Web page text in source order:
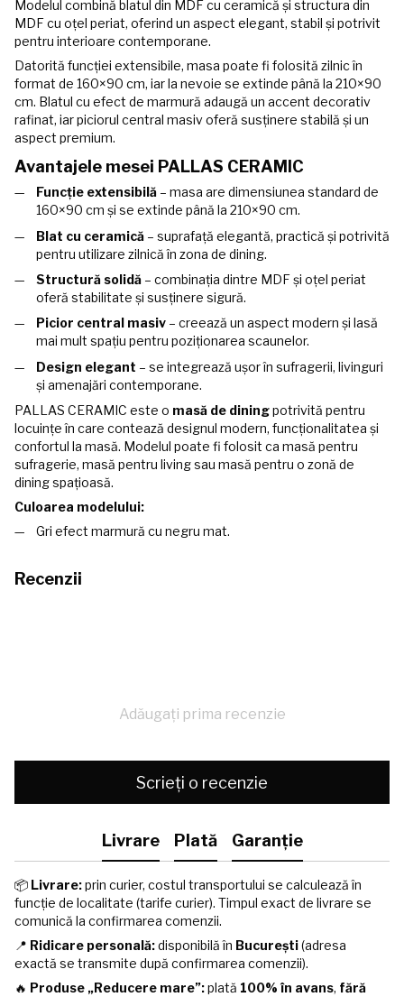
Modelul combină blatul din MDF cu ceramică și structura din
MDF cu oțel periat, oferind un aspect elegant, stabil și potrivit
pentru interioare contemporane.
Datorită funcției extensibile, masa poate fi folosită zilnic în
format de 160×90 cm, iar la nevoie se extinde până la 210×90
cm. Blatul cu efect de marmură adaugă un accent decorativ
rafinat, iar piciorul central masiv oferă susținere stabilă și un
aspect premium.
Avantajele mesei PALLAS CERAMIC
Funcție extensibilă – masa are dimensiunea standard de
160×90 cm și se extinde până la 210×90 cm.
Blat cu ceramică – suprafață elegantă, practică și potrivită
pentru utilizare zilnică în zona de dining.
Structură solidă – combinația dintre MDF și oțel periat
oferă stabilitate și susținere sigură.
Picior central masiv – creează un aspect modern și lasă
mai mult spațiu pentru poziționarea scaunelor.
Design elegant – se integrează ușor în sufragerii, livinguri
și amenajări contemporane.
PALLAS CERAMIC este o masă de diningpotrivită pentru
locuințe în care contează designul modern, funcționalitatea și
confortul la masă. Modelul poate fi folosit ca masă pentru
sufragerie, masă pentru living sau masă pentru o zonă de
dining spațioasă.
Culoarea modelului:
Gri efect marmură cu negru mat.
Recenzii
Adăugați prima recenzie
Scrieți o recenzie
Livrare Plată Garanție
📦 Livrare:prin curier, costul transportului se calculează în
funcție de localitate (tarife curier). Timpul exact de livrare se
comunică la confirmarea comenzii.
📍 Ridicare personală:disponibilă în București(adresa
exactă se transmite după confirmarea comenzii).
🔥 Produse „Reducere mare”:plată 100% în avans, fără